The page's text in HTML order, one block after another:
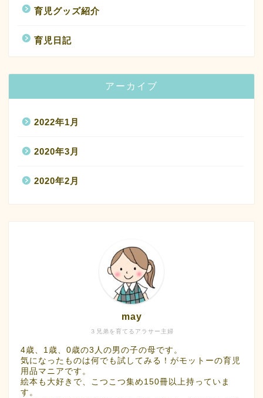
育児グッズ紹介
育児日記
アーカイブ
2022年1月
2020年3月
2020年2月
３兄弟を育てるアラサー主婦
may
4歳、1歳、0歳の3人の男の子の母です。
気になったものは何でも試してみる！がモットーの育児
用品マニアです。
絵本も大好きで、こつこつ集め150冊以上持っていま
す。